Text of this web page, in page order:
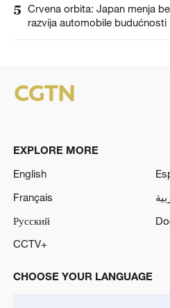
5 Crvena orbita: Japan menja
razvija automobile budućnosti
EXPLORE MORE
English
Français
Русский
CCTV+
CHOOSE YOUR LANGUAGE